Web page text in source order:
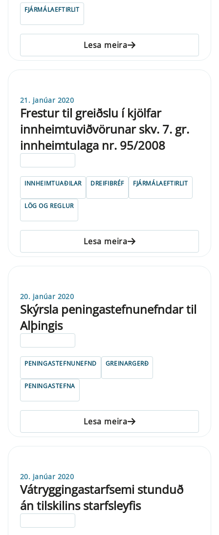
FJÁRMÁLAEFTIRLIT
Lesa meira
21. janúar 2020
Frestur til greiðslu í kjölfar
innheimtuviðvörunar skv. 7. gr.
innheimtulaga nr. 95/2008
INNHEIMTUAÐILAR DREIFIBRÉF FJÁRMÁLAEFTIRLIT
LÖG OG REGLUR
Lesa meira
20. janúar 2020
Skýrsla peningastefnunefndar til
Alþingis
PENINGASTEFNUNEFND GREINARGERÐ
PENINGASTEFNA
Lesa meira
20. janúar 2020
Vátryggingastarfsemi stunduð
án tilskilins starfsleyfis